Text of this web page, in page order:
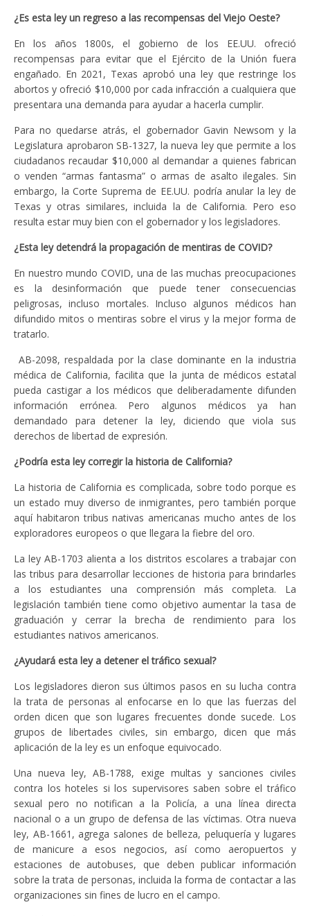
¿Es esta ley un regreso a las recompensas del Viejo Oeste?
En los años 1800s, el gobierno de los EE.UU. ofreció
recompensas para evitar que el Ejército de la Unión fuera
engañado. En 2021, Texas aprobó una ley que restringe los
abortos y ofreció $10,000 por cada infracción a cualquiera que
presentara una demanda para ayudar a hacerla cumplir.
Para no quedarse atrás, el gobernador Gavin Newsom y la
Legislatura aprobaron SB-1327, la nueva ley que permite a los
ciudadanos recaudar $10,000 al demandar a quienes fabrican
o venden “armas fantasma” o armas de asalto ilegales. Sin
embargo, la Corte Suprema de EE.UU. podría anular la ley de
Texas y otras similares, incluida la de California. Pero eso
resulta estar muy bien con el gobernador y los legisladores.
¿Esta ley detendrá la propagación de mentiras de COVID?
En nuestro mundo COVID, una de las muchas preocupaciones
es la desinformación que puede tener consecuencias
peligrosas, incluso mortales. Incluso algunos médicos han
difundido mitos o mentiras sobre el virus y la mejor forma de
tratarlo.
AB-2098, respaldada por la clase dominante en la industria
médica de California, facilita que la junta de médicos estatal
pueda castigar a los médicos que deliberadamente difunden
información errónea. Pero algunos médicos ya han
demandado para detener la ley, diciendo que viola sus
derechos de libertad de expresión.
¿Podría esta ley corregir la historia de California?
La historia de California es complicada, sobre todo porque es
un estado muy diverso de inmigrantes, pero también porque
aquí habitaron tribus nativas americanas mucho antes de los
exploradores europeos o que llegara la fiebre del oro.
La ley AB-1703 alienta a los distritos escolares a trabajar con
las tribus para desarrollar lecciones de historia para brindarles
a los estudiantes una comprensión más completa. La
legislación también tiene como objetivo aumentar la tasa de
graduación y cerrar la brecha de rendimiento para los
estudiantes nativos americanos.
¿Ayudará esta ley a detener el tráfico sexual?
Los legisladores dieron sus últimos pasos en su lucha contra
la trata de personas al enfocarse en lo que las fuerzas del
orden dicen que son lugares frecuentes donde sucede. Los
grupos de libertades civiles, sin embargo, dicen que más
aplicación de la ley es un enfoque equivocado.
Una nueva ley, AB-1788, exige multas y sanciones civiles
contra los hoteles si los supervisores saben sobre el tráfico
sexual pero no notifican a la Policía, a una línea directa
nacional o a un grupo de defensa de las víctimas. Otra nueva
ley, AB-1661, agrega salones de belleza, peluquería y lugares
de manicure a esos negocios, así como aeropuertos y
estaciones de autobuses, que deben publicar información
sobre la trata de personas, incluida la forma de contactar a las
organizaciones sin fines de lucro en el campo.